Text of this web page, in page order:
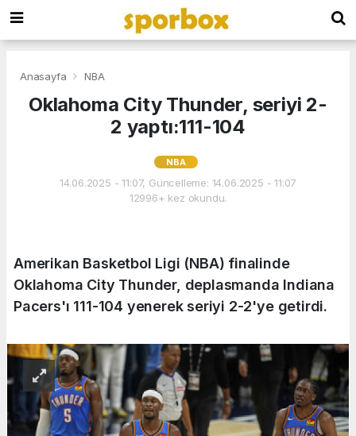
Anasayfa NBA
Oklahoma City Thunder, seriyi 2-
2 yaptı:111-104
NBA
14.06.2025 - 11:07, Güncelleme: 14.06.2025 - 11:07
12996+ kez okundu.
Amerikan Basketbol Ligi (NBA) finalinde
Oklahoma City Thunder, deplasmanda Indiana
Pacers'ı 111-104 yenerek seriyi 2-2'ye getirdi.